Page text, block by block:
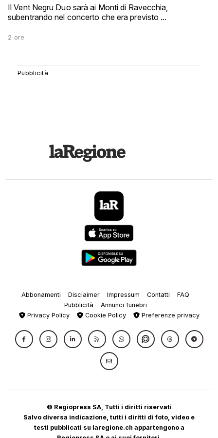
Il Vent Negru Duo sarà ai Monti di Ravecchia,
subentrando nel concerto che era previsto ...
2 ore
Abbonamenti Disclaimer Impressum Contatti
FAQ
Pubblicità
Annunci funebri
Privacy Policy
Cookie Policy Preferenze privacy
© Regiopress SA, Tutti i diritti riservati
Salvo diversa indicazione, tutti i diritti di foto, video e
testi pubblicati su laregione.ch appartengono a